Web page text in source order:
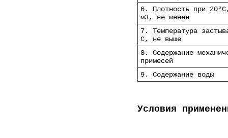
6. Плотность при
м3, не менее
7. Температура
С, не выше
8. Содержание
примесей
9. Содержание воды
Условия